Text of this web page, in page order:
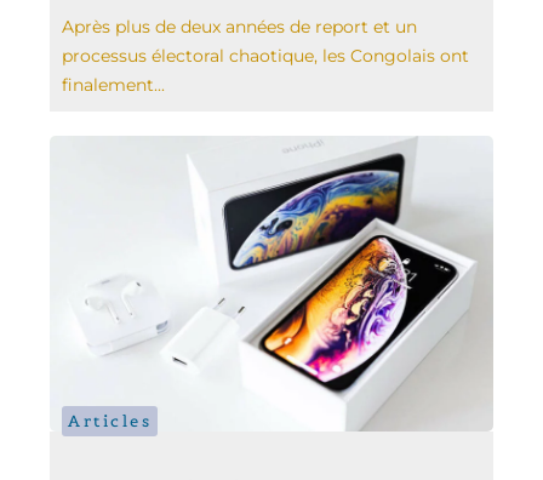
Après plus de deux années de report et un
processus électoral chaotique, les Congolais ont
finalement...
Articles